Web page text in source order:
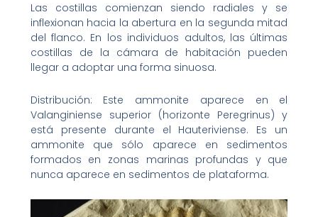
Las costillas comienzan siendo radiales y se
inflexionan hacia la abertura en la segunda mitad
del flanco. En los individuos adultos, las últimas
costillas de la cámara de habitación pueden
llegar a adoptar una forma sinuosa.
Distribución: Este ammonite aparece en el
Valanginiense superior (horizonte Peregrinus) y
está presente durante el Hauteriviense. Es un
ammonite que sólo aparece en sedimentos
formados en zonas marinas profundas y que
nunca aparece en sedimentos de plataforma.